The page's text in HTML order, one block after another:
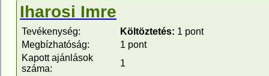
Iharosi Imre
Tevékenység: Költöztetés: 1 pont
Megbízhatóság:
1 pont
Kapott ajánlások
száma:
1